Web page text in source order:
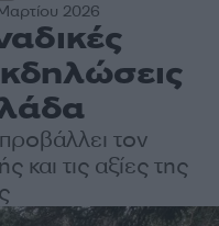
2026
τον
και τις αξίες της